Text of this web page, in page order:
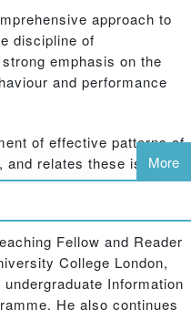
approach to
discipline of
emphasis on the
and performance
of effective patterns of
and relates these issues
in times of
change and turbulence.
providing a clear
behaviour
More
Fellow and Reader
College London,
Information
He also continues